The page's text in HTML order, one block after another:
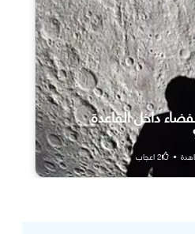
داخل القاعدة
•
2اعجاب